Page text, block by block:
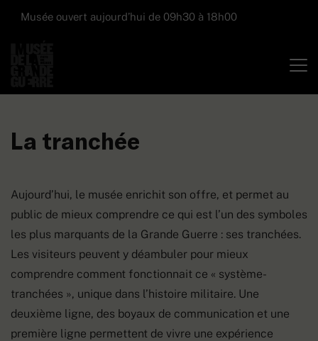
Musée ouvert aujourd’hui de 09h30 à 18h00
La tranchée
Aujourd’hui, le musée enrichit son offre, et permet au
public de mieux comprendre ce qui est l’un des symboles
les plus marquants de la Grande Guerre : ses tranchées.
Les visiteurs peuvent y déambuler pour mieux
comprendre comment fonctionnait ce « système-
tranchées », unique dans l’histoire militaire. Une
deuxième ligne, des boyaux de communication et une
première ligne permettent de vivre une expérience